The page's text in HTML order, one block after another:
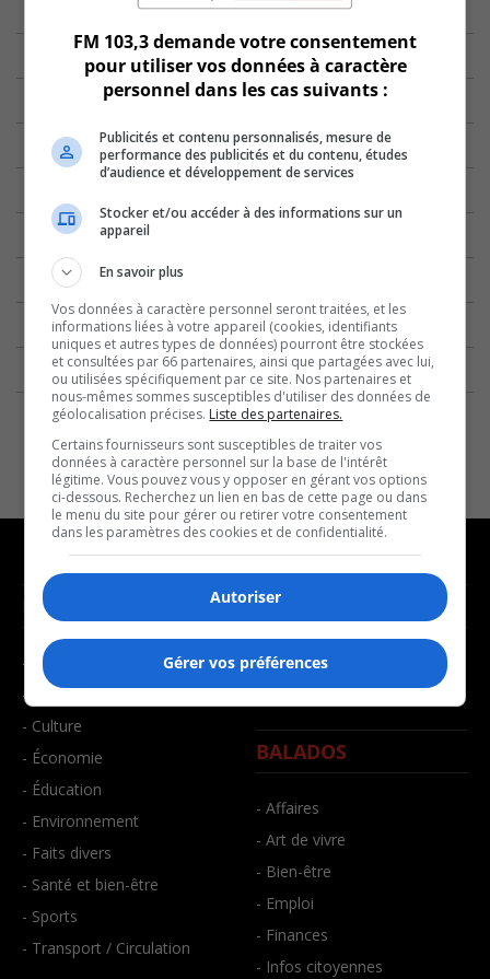
NOUVELLES
- Affaires municipales
- Communauté / Social
- Culture
- Économie
- Éducation
- Environnement
- Faits divers
- Santé et bien-être
- Sports
- Transport / Circulation
MUSIQUE
- Décompte franco
- Joué récemment
BALADOS
- Affaires
- Art de vivre
- Bien-être
- Emploi
- Finances
- Infos citoyennes
FM 103,3 demande votre consentement
pour utiliser vos données à caractère
personnel dans les cas suivants :
Publicités et contenu personnalisés, mesure de
performance des publicités et du contenu, études
d’audience et développement de services
Stocker et/ou accéder à des informations sur un
appareil
En savoir plus
Vos données à caractère personnel seront traitées, et les
informations liées à votre appareil (cookies, identifiants
uniques et autres types de données) pourront être stockées
et consultées par 66 partenaires, ainsi que partagées avec lui,
ou utilisées spécifiquement par ce site. Nos partenaires et
nous-mêmes sommes susceptibles d'utiliser des données de
géolocalisation précises. Liste des partenaires.
Certains fournisseurs sont susceptibles de traiter vos
données à caractère personnel sur la base de l'intérêt
légitime. Vous pouvez vous y opposer en gérant vos options
ci-dessous. Recherchez un lien en bas de cette page ou dans
le menu du site pour gérer ou retirer votre consentement
dans les paramètres des cookies et de confidentialité.
Autoriser
Gérer vos préférences